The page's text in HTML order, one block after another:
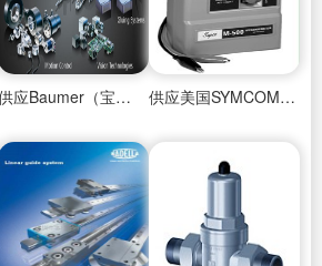
供应Baumer（宝盟）传感器 编码器 供应美国SYMCOM控制器